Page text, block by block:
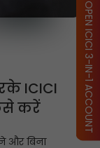
ICICI
करें
और बिना
OPEN ICICI 3-IN-1 ACCOUNT